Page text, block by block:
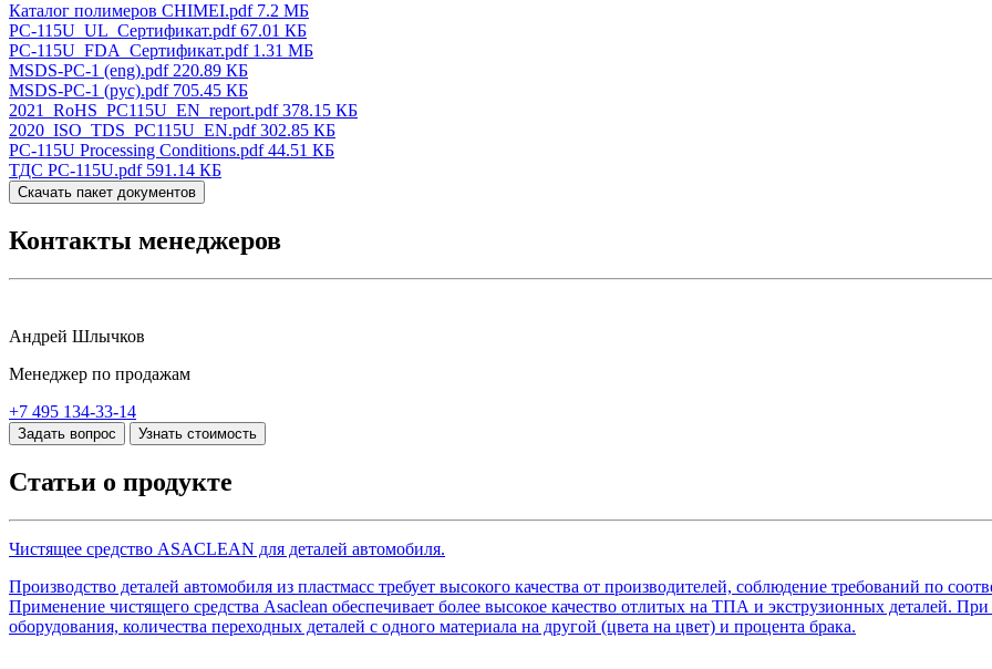
Каталог полимеров CHIMEI.pdf 7.2 МБ
PC-115U_UL_Сертификат.pdf 67.01 КБ
PC-115U_FDA_Сертификат.pdf 1.31 МБ
MSDS-PC-1 (eng).pdf 220.89 КБ
MSDS-PC-1 (рус).pdf 705.45 КБ
2021_RoHS_PC115U_EN_report.pdf 378.15 КБ
2020_ISO_TDS_PC115U_EN.pdf 302.85 КБ
PC-115U Processing Conditions.pdf 44.51 КБ
ТДС PC-115U.pdf 591.14 КБ
Скачать пакет документов
Контакты менеджеров
Андрей Шлычков
Менеджер по продажам
+7 495 134-33-14
Задать вопрос Узнать стоимость
Статьи о продукте
Чистящее средство ASACLEAN для деталей автомобиля.
Производство деталей автомобиля из пластмасс требует высокого качества от производителей, соблюдение требований по
Применение чистящего средства Asaclean обеспечивает более высокое качество отлитых на ТПА и экструзионных деталей.
оборудования, количества переходных деталей с одного материала на другой (цвета на цвет) и процента брака.